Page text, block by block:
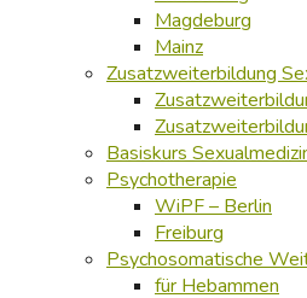
Magdeburg
Mainz
Zusatzweiterbildung
Basiskurs
Psychotherapie
WiPF – Berlin
Freiburg
Psychosomatische
für Hebammen